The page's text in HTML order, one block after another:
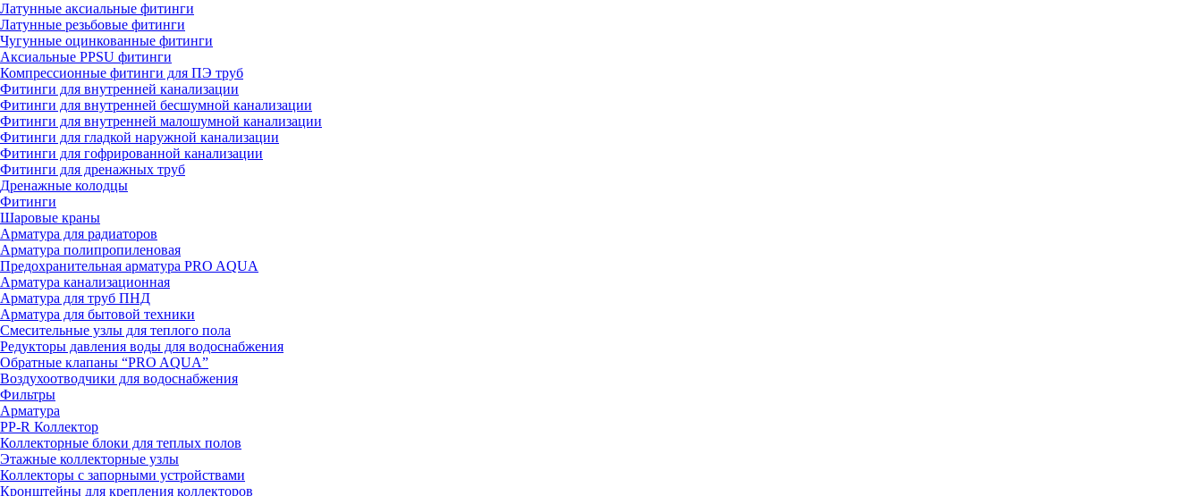
Латунные аксиальные фитинги
Латунные резьбовые фитинги
Чугунные оцинкованные фитинги
Аксиальные PPSU фитинги
Компрессионные фитинги для ПЭ труб
Фитинги для внутренней канализации
Фитинги для внутренней бесшумной канализации
Фитинги для внутренней малошумной канализации
Фитинги для гладкой наружной канализации
Фитинги для гофрированной канализации
Фитинги для дренажных труб
Дренажные колодцы
Фитинги
Шаровые краны
Арматура для радиаторов
Арматура полипропиленовая
Предохранительная арматура PRO AQUA
Арматура канализационная
Арматура для труб ПНД
Арматура для бытовой техники
Смесительные узлы для теплого пола
Редукторы давления воды для водоснабжения
Обратные клапаны “PRO AQUA”
Воздухоотводчики для водоснабжения
Фильтры
Арматура
PP-R Коллектор
Коллекторные блоки для теплых полов
Этажные коллекторные узлы
Коллекторы с запорными устройствами
Кронштейны для крепления коллекторов